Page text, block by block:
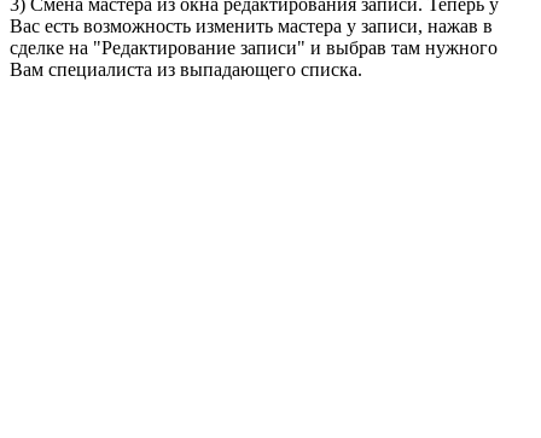
Вас есть возможность изменить мастера у записи, нажав в
сделке на "Редактирование записи" и выбрав там нужного
Вам специалиста из выпадающего списка.